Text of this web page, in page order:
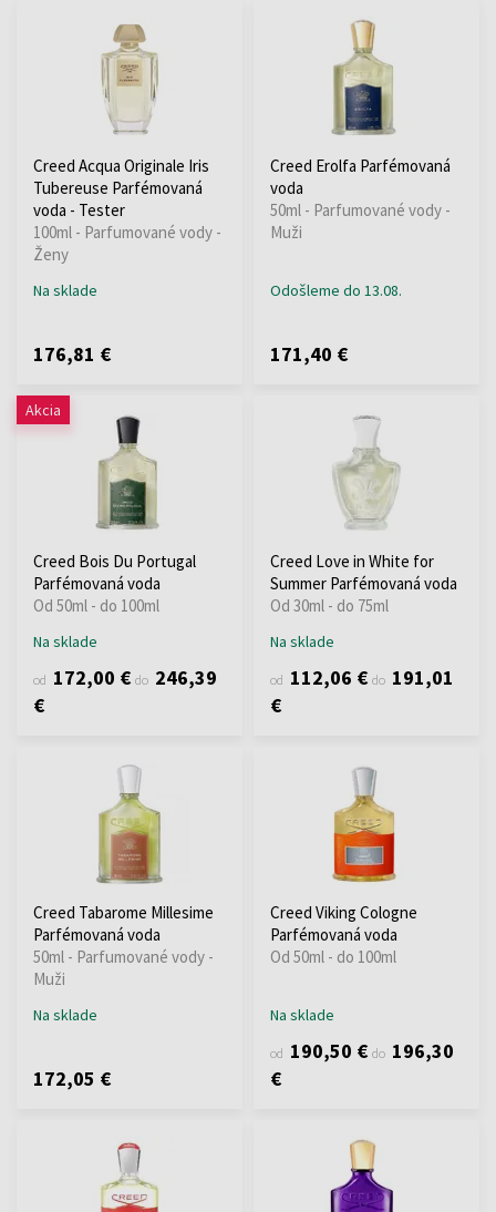
Creed Acqua Originale Iris
Tubereuse Parfémovaná
voda - Tester
100ml - Parfumované vody -
Ženy
Na sklade
176,81 €
Creed Erolfa Parfémovaná
voda
50ml - Parfumované vody -
Muži
Odošleme do 13.08.
171,40 €
Akcia
Creed Bois Du Portugal
Parfémovaná voda
Od 50ml - do 100ml
Na sklade
od 172,00 € do 246,39
€
Creed Love in White for
Summer Parfémovaná voda
Od 30ml - do 75ml
Na sklade
od 112,06 € do 191,01
€
Creed Tabarome Millesime
Parfémovaná voda
50ml - Parfumované vody -
Muži
Na sklade
172,05 €
Creed Viking Cologne
Parfémovaná voda
Od 50ml - do 100ml
Na sklade
od 190,50 € do 196,30
€